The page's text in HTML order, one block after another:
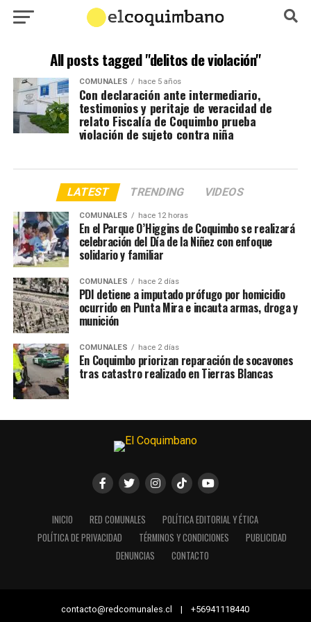
All posts tagged "delitos de violación"
COMUNALES hace 5 años
Con declaración ante intermediario,
testimonios y peritaje de veracidad de
relato Fiscalía de Coquimbo prueba
violación de sujeto contra niña
LATEST TRENDING VIDEOS
COMUNALES hace 12 horas
En el Parque O’Higgins de Coquimbo se realizará
celebración del Día de la Niñez con enfoque
solidario y familiar
COMUNALES hace 2 días
PDI detiene a imputado prófugo por homicidio
ocurrido en Punta Mira e incauta armas, droga y
munición
COMUNALES hace 2 días
En Coquimbo priorizan reparación de socavones
tras catastro realizado en Tierras Blancas
INICIO RED COMUNALES
POLÍTICA EDITORIAL Y ÉTICA
POLÍTICA DE PRIVACIDAD
TÉRMINOS Y CONDICIONES
PUBLICIDAD
DENUNCIAS
CONTACTO
contacto@redcomunales.cl | +56941118440